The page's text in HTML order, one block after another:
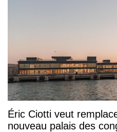
Éric Ciotti veut
nouveau palais des